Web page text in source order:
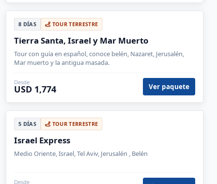
8 DÍAS TOUR TERRESTRE
Tierra Santa, Israel y Mar Muerto
Tour con guía en español, conoce belén, Nazaret, Jerusalén,
Mar muerto y la antigua masada.
Desde
USD 1,774 Ver paquete
5 DÍAS TOUR TERRESTRE
Israel Express
Medio Oriente, Israel, Tel Aviv, Jerusalén , Belén
Desde